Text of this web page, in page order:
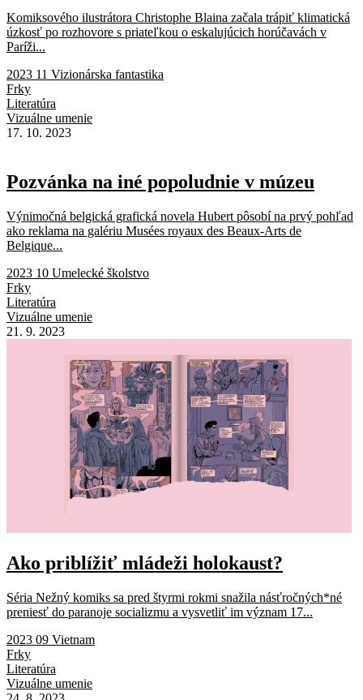
Komiksového ilustrátora Christophe Blaina začala trápiť klimatická
úzkosť po rozhovore s priateľkou o eskalujúcich horúčavách v
Paríži...
2023 11 Vizionárska fantastika
Frky
Literatúra
Vizuálne umenie
17. 10. 2023
Pozvánka na iné popoludnie v múzeu
Výnimočná belgická grafická novela Hubert pôsobí na prvý pohľad
ako reklama na galériu Musées royaux des Beaux-Arts de
Belgique...
2023 10 Umelecké školstvo
Frky
Literatúra
Vizuálne umenie
21. 9. 2023
Ako priblížiť mládeži holokaust?
Séria Nežný komiks sa pred štyrmi rokmi snažila násťročných*né
preniesť do paranoje socializmu a vysvetliť im význam 17...
2023 09 Vietnam
Frky
Literatúra
Vizuálne umenie